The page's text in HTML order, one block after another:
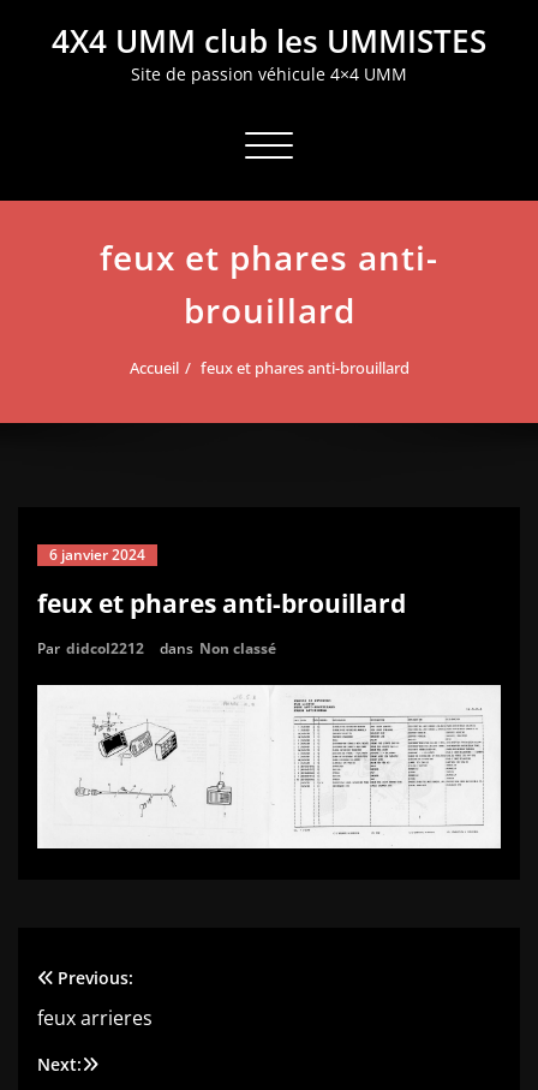
4X4 UMM club les UMMISTES
Site de passion véhicule 4×4 UMM
Afficher/masquer la navigation
feux et phares anti-
brouillard
Accueil feux et phares anti-brouillard
6 janvier 2024
feux et phares anti-brouillard
Par didcol2212 dans Non classé
Navigation
de
Previous:
feux arrieres
Next: